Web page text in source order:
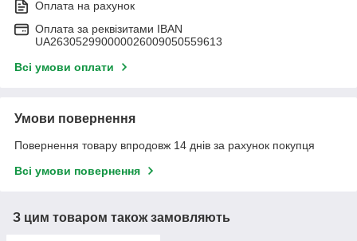
Оплата на рахунок
Оплата за реквізитами IBAN
UA263052990000026009050559613
Всі умови оплати
Умови повернення
Повернення товару впродовж 14 днів за рахунок покупця
Всі умови повернення
З цим товаром також замовляють